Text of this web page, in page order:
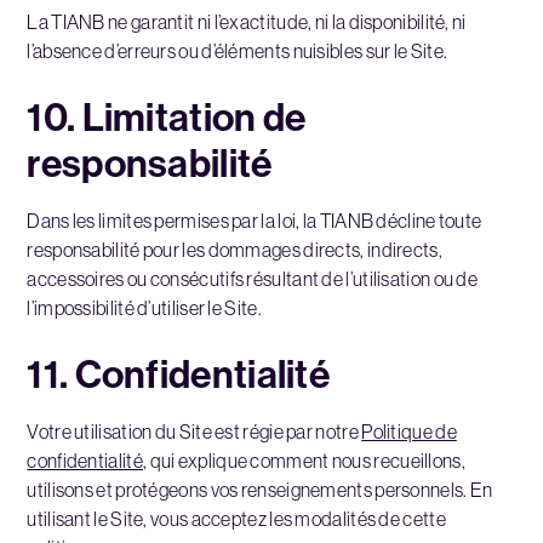
La TIANB ne garantit ni l’exactitude, ni la disponibilité, ni
l’absence d’erreurs ou d’éléments nuisibles sur le Site.
10. Limitation de
responsabilité
Dans les limites permises par la loi, la TIANB décline toute
responsabilité pour les dommages directs, indirects,
accessoires ou consécutifs résultant de l’utilisation ou de
l’impossibilité d’utiliser le Site.
11. Confidentialité
Votre utilisation du Site est régie par notrePolitique de
confidentialité, qui explique comment nous recueillons,
utilisons et protégeons vos renseignements personnels. En
utilisant le Site, vous acceptez les modalités de cette